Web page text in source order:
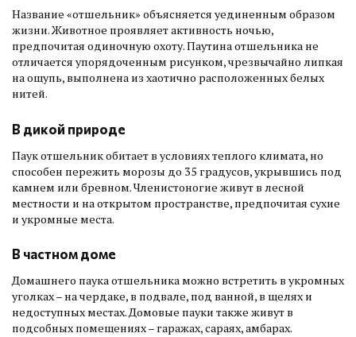
Название «отшельник» объясняется уединенным образом
жизни. Животное проявляет активность ночью,
предпочитая одиночную охоту. Паутина отшельника не
отличается упорядоченным рисунком, чрезвычайно липкая
на ощупь, выполнена из хаотично расположенных белых
нитей.
В дикой природе
Паук отшельник обитает в условиях теплого климата, но
способен пережить морозы до 35 градусов, укрывшись под
камнем или бревном. Членистоногие живут в лесной
местности и на открытом пространстве, предпочитая сухие
и укромные места.
В частном доме
Домашнего паука отшельника можно встретить в укромных
уголках – на чердаке, в подвале, под ванной, в щелях и
недоступных местах. Домовые пауки также живут в
подсобных помещениях – гаражах, сараях, амбарах.